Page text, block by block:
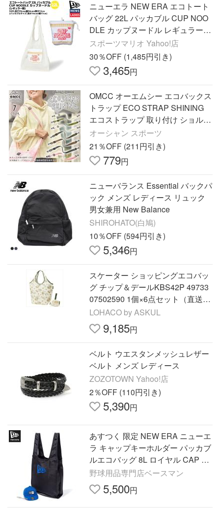
ニューエラ NEW ERA エコトート
バッグ 22L パッカブル CUP NOO
DLE カップヌードル レギュラー味
ホワイト カジュアル 小物 エコバ
ッグ コラボ 14124293
スポーツマリオ Yahoo!店
30％OFF (1,485円引き)
3,465円
OMCC オーエムシー エコバックス
トラップ ECO STRAP SHINING
エコストラップ 取り付け ショルダ
ーバッグ ユニセックス OMC-ES00
02 日本正規品
オーシャン スポーツ
21％OFF (211円引き)
779円
ニューバランス Essential バックパ
ック メンズ レディース リュック
男女兼用 New Balance
SHIROHATO(白鳩)
10％OFF (594円引き)
5,346円
スケーター ショッピングエコバッ
グ チップ＆デールKBS42P 49733
07502590 1個×6点セット（直送
品）
LOHACO by ASKUL
9,185円
ベルト ウエスタンメッシュレザー
ベルト メンズ レディース
ZOZOTOWN Yahoo!店
2％OFF (110円引き)
5,390円
あすつく 限定 NEW ERA ニューエ
ラ キャップキーホルダー パッカブ
ルエコバッグ 8L ロイヤル CAP KE
YHR ECOBAG BOXLOGO ROY 25
1 14518216 era25ss
野球用品専門店ベースマン
5,500円